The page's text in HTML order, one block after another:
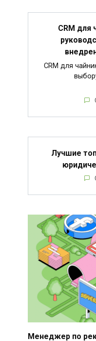
CRM для
CRM для
Лучшие
Менеджер по